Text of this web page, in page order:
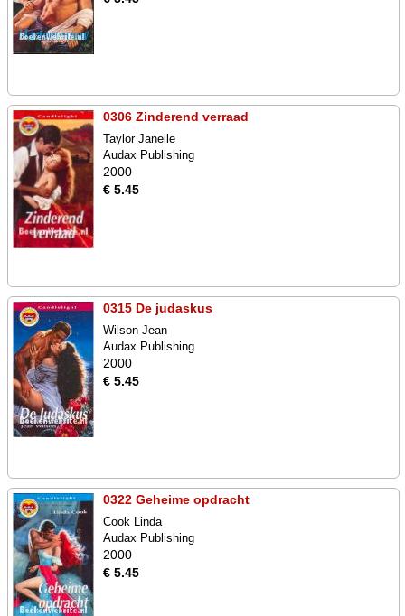
0306 Zinderend verraad
Taylor Janelle
Audax Publishing
2000
€ 5.45
0315 De judaskus
Wilson Jean
Audax Publishing
2000
€ 5.45
0322 Geheime opdracht
Cook Linda
Audax Publishing
2000
€ 5.45